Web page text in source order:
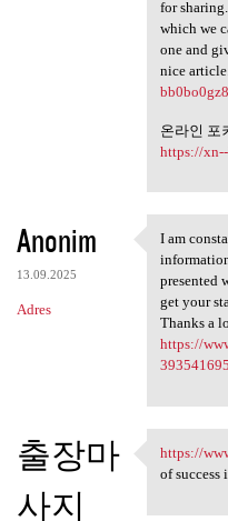
for
which we
one and
nice
온라인 포
https://
Anonim
13.09.2025
Adres
I am
I am
presented
get your
Thanks a
https://
출장마
사지
https://
https://
of success